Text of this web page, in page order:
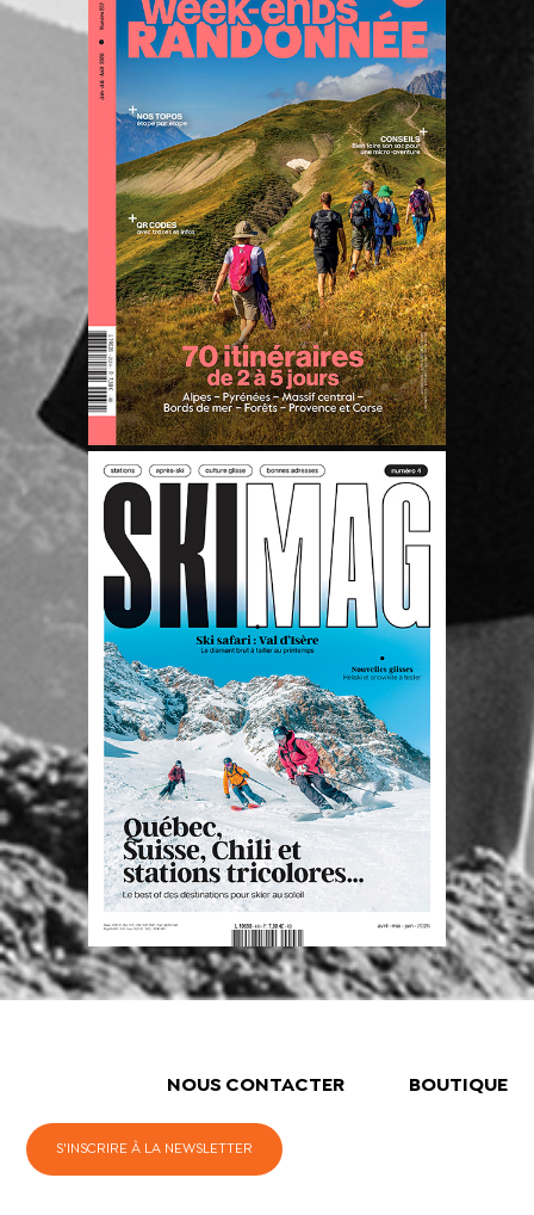
NOUS CONTACTER BOUTIQUE
S'INSCRIRE À LA NEWSLETTER